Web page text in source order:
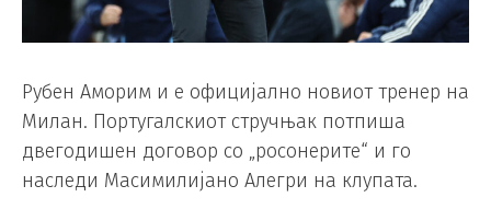
Рубен Аморим и е официјално новиот тренер на
Милан. Португалскиот стручњак потпиша
двегодишен договор со „росонерите“ и го
наследи Масимилијано Алегри на клупата.